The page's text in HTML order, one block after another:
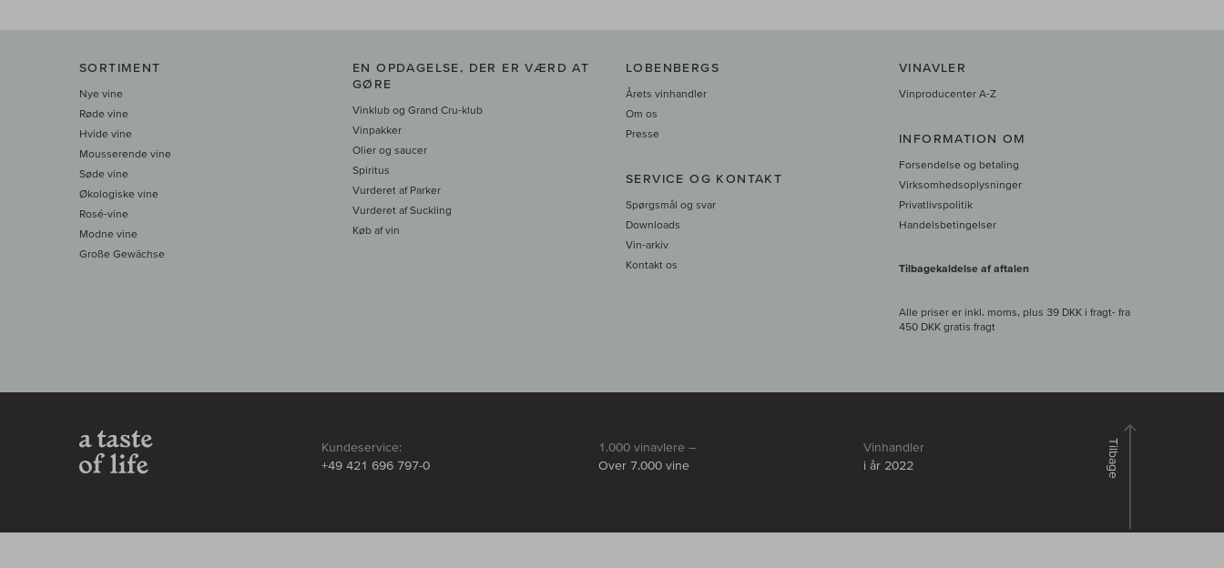
SORTIMENT
Nye vine
Røde vine
Hvide vine
Mousserende vine
Søde vine
Økologiske vine
Rosé-vine
Modne vine
Große Gewächse
EN OPDAGELSE, DER ER VÆRD AT
GØRE
Vinklub og Grand Cru-klub
Vinpakker
Olier og saucer
Spiritus
Vurderet af Parker
Vurderet af Suckling
Køb af vin
LOBENBERGS
Årets vinhandler
Om os
Presse
SERVICE OG KONTAKT
Spørgsmål og svar
Downloads
Vin-arkiv
Kontakt os
VINAVLER
Vinproducenter A-Z
INFORMATION OM
Forsendelse og betaling
Virksomhedsoplysninger
Privatlivspolitik
Handelsbetingelser
Tilbagekaldelse af aftalen
Alle priser er inkl. moms, plus 39 DKK i fragt- fra
450 DKK gratis fragt
Kundeservice:
+49 421 696 797-0
1.000 vinavlere –
Over 7.000 vine
Vinhandler
i år 2022
Tilbage